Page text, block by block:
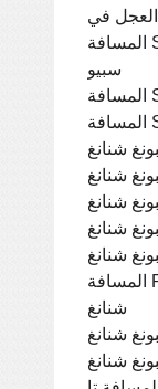
المسافة SMACH متوسط ​​تشي - كامبونج
سبيو
شنانغ
شنانغ
شنانغ
شنانغ
شنانغ
المسافة Paoy الحيوانات الأليفة - كامبونغ
شنانغ
شنانغ
شنانغ